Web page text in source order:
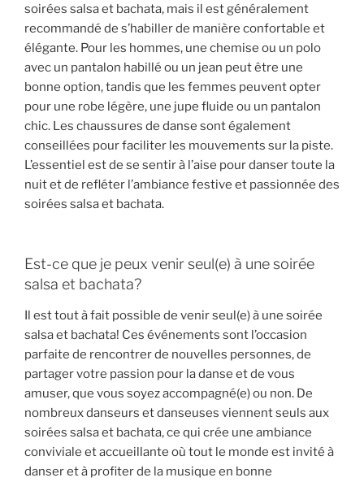
soirées salsa et bachata, mais il est généralement
recommandé de s’habiller de manière confortable et
élégante. Pour les hommes, une chemise ou un polo
avec un pantalon habillé ou un jean peut être une
bonne option, tandis que les femmes peuvent opter
pour une robe légère, une jupe fluide ou un pantalon
chic. Les chaussures de danse sont également
conseillées pour faciliter les mouvements sur la piste.
L’essentiel est de se sentir à l’aise pour danser toute la
nuit et de refléter l’ambiance festive et passionnée des
soirées salsa et bachata.
Est-ce que je peux venir seul(e) à une soirée
salsa et bachata?
Il est tout à fait possible de venir seul(e) à une soirée
salsa et bachata! Ces événements sont l’occasion
parfaite de rencontrer de nouvelles personnes, de
partager votre passion pour la danse et de vous
amuser, que vous soyez accompagné(e) ou non. De
nombreux danseurs et danseuses viennent seuls aux
soirées salsa et bachata, ce qui crée une ambiance
conviviale et accueillante où tout le monde est invité à
danser et à profiter de la musique en bonne